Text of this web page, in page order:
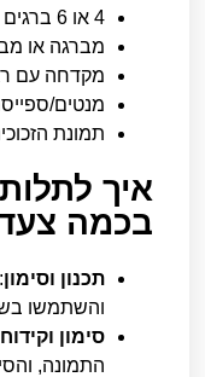
4 או 6 ברגים (גודל 7)
מברגה או
מקדחה עם
מנטים/
תמונת
איך
בכמה
תכנון וסימון
והשתמשו
סימון וקידוח
התמונה,